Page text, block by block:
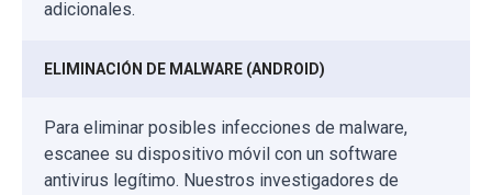
adicionales.
ELIMINACIÓN DE MALWARE (ANDROID)
Para eliminar posibles infecciones de malware,
escanee su dispositivo móvil con un software
antivirus legítimo. Nuestros investigadores de